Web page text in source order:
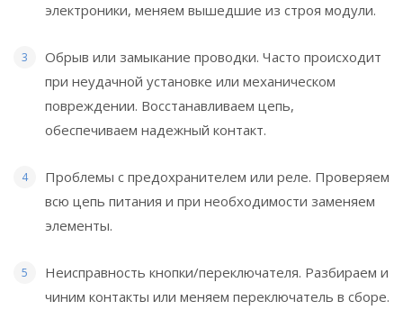
электроники, меняем вышедшие из строя модули.
Обрыв или замыкание проводки. Часто происходит
при неудачной установке или механическом
повреждении. Восстанавливаем цепь,
обеспечиваем надежный контакт.
Проблемы с предохранителем или реле. Проверяем
всю цепь питания и при необходимости заменяем
элементы.
Неисправность кнопки/переключателя. Разбираем и
чиним контакты или меняем переключатель в сборе.